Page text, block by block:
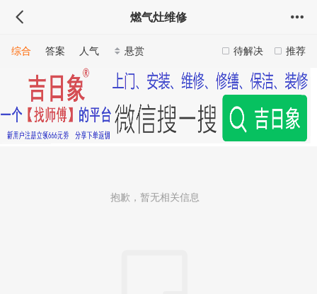
燃气灶维修
推荐
待解决
综合 答案 人气 悬赏
抱歉，暂无相关信息